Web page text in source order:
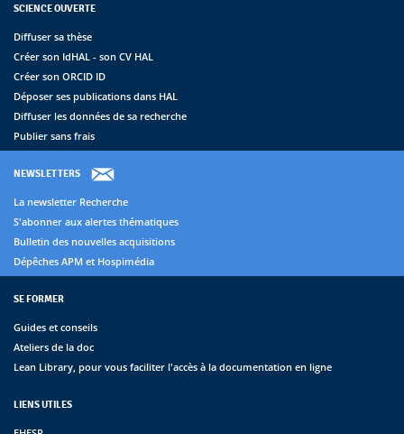
SCIENCE OUVERTE
Diffuser sa thèse
Créer son IdHAL - son CV HAL
Créer son ORCID ID
Déposer ses publications dans HAL
Diffuser les données de sa recherche
Publier sans frais
NEWSLETTERS
La newsletter Recherche
S'abonner aux alertes thématiques
Bulletin des nouvelles acquisitions
Dépêches APM et Hospimédia
SE FORMER
Guides et conseils
Ateliers de la doc
Lean Library, pour vous faciliter l'accès à la documentation en ligne
LIENS UTILES